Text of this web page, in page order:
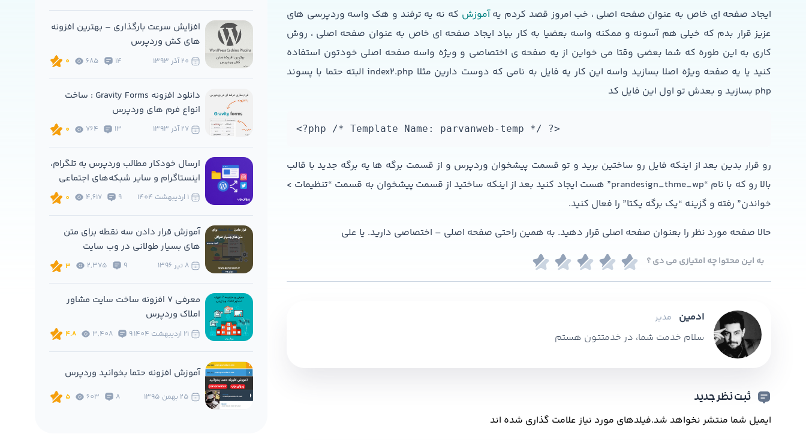
ایجاد صفحه ای خاص به عنوان صفحه اصلی ، خب امروز قصد کردم یهآموزش که نه یه ترفند و هک واسه وردپرسی های
عزیز قرار بدم که خیلی هم آسونه و ممکنه واسه بعضیا به کار بیاد ایجاد صفحه ای خاص به عنوان صفحه اصلی ، روش
کاری به این طوره که شما بعضی وقتا می خواین از یه صفحه ی اختصاصی و ویژه واسه صفحه اصلی خودتون استفاده
کنید یا یه صفحه ویژه اصلا بسازید واسه این کار یه فایل به نامی که دوست دارین مثلا index2.php البته حتما با پسوند
php بسازید و بعدش تو اول این فایل کد
<?php /* Template Name: parvanweb-temp */ ?>
رو قرار بدین بعد از اینکه فایل رو ساختین برید و تو قسمت پیشخوان وردپرس و از قسمت برگه ها یه برگه جدید با قالب
بالا رو که با نام “prandesign_thme_wp” هست ایجاد کنید بعد از اینکه ساختید از قسمت پیشخوان به قسمت “تنظیمات >
خواندن” رفته و گزینه “یک برگه یکتا” را فعال کنید.
حالا صفحه مورد نظر را بعنوان صفحه اصلی قرار دهید. به همین راحتی صفحه اصلی – اختصاصی دارید. یا علی
به این محتوا چه امتیازی می دی ؟
ادمین مدیر
سلام خدمت شما، در خدمتتون هستم
ثبت نظر جدید
ایمیل شما منتشر نخواهد شد.فیلدهای مورد نیاز علامت گذاری شده اند
افزایش سرعت بارگذاری – بهترین افزونه
های کش وردپرس
14
685
0
دانلود افزونه Gravity Forms : ساخت
انواع فرم های وردپرس
13
764
0
ارسال خودکار مطالب وردپرس به تلگرام،
اینستاگرام و سایر شبکه‌های اجتماعی
9
4,617
0
آموزش قرار دادن سه نقطه برای متن
های بسیار طولانی در وب سایت
9
2,375
3
معرفی 7 افزونه ساخت سایت مشاور
املاک وردپرس
9
3,408
4.8
آموزش افزونه حتما بخوانید وردپرس
8
603
5